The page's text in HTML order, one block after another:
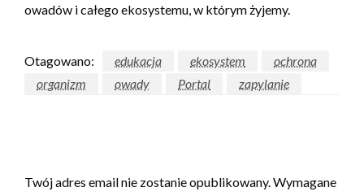
owadów i całego ekosystemu, w którym żyjemy.
Otagowano: edukacja ekosystem
ochrona
organizm
owady Portal zapylanie
Twój adres email nie zostanie opublikowany.Wymagane